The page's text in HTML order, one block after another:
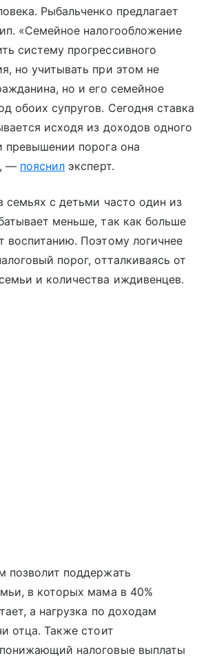
Рыбальченко предлагает
«Семейное налогообложение
систему прогрессивного
но учитывать при этом не
но и его семейное
обоих супругов. Сегодня ставка
исходя из доходов одного
превышении порога она
— пояснил эксперт.
семьях с детьми часто один из
меньше, так как больше
воспитанию. Поэтому логичнее
порог, отталкиваясь от
и количества иждивенцев.
позволит поддержать
в которых мама в 40%
а нагрузка по доходам
отца. Также стоит
налоговые выплаты